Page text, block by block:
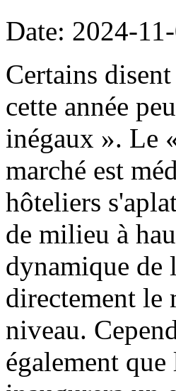
Date: 2024-
Certains
cette année
inégaux ». Le
marché est
hôteliers
de milieu à
dynamique de
directement le
niveau.
également